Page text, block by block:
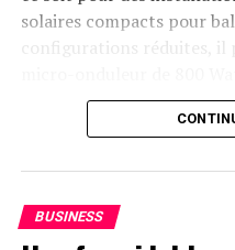
Résultats de la DWCS :
Début Époustouflant !
Le Lenovo Legion Y700
sous le nom de Lenovo
solaires compacts pour
configurations réduites, il
Capacité et
Avec une capacité
domestique atteignant
peut être associé à deux
BUSINESS